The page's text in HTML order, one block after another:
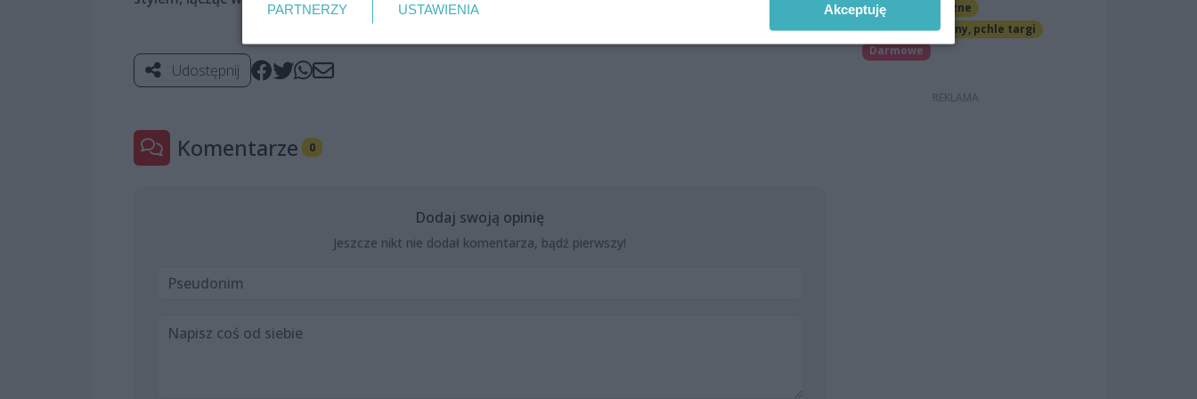
Udostępnij
Komentarze 0
Dodaj swoją opinię
Jeszcze nikt nie dodał komentarza, bądź pierwszy!
Imprezy cykliczne
Jarmarki, festyny, pchle targi
Darmowe
PARTNERZY USTAWIENIA Akceptuję